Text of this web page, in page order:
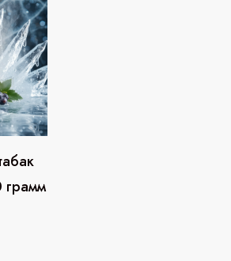
грамм